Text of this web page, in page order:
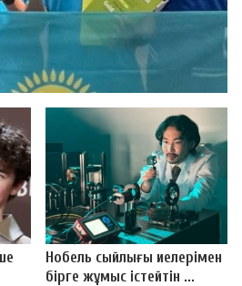
ОҚУШЫСЫ ЕУРОПАДА
БІЛІМ
ЖАРДЫ
пәні бойынша Еуропа
Қазақстан құрамасы жоғары
бәйгесінде ел намысын
жеті медаль жеңіп алды. ...
Нобель сыйлығы иелерімен
бірге жұмыс істейтін ...